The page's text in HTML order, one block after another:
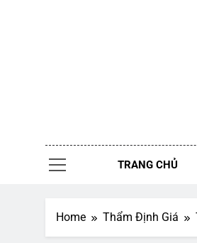
TRANG CHỦ
Home Thẩm Định Giá